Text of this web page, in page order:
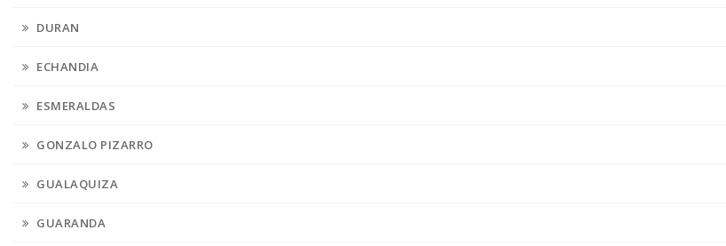
DURAN
ECHANDIA
ESMERALDAS
GONZALO PIZARRO
GUALAQUIZA
GUARANDA